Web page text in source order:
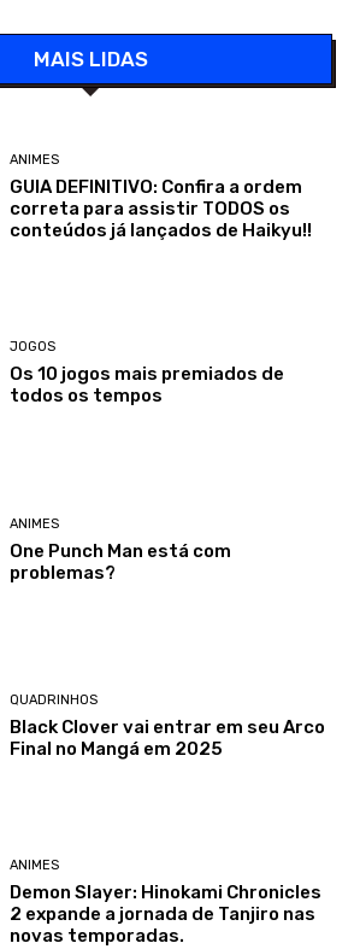
MAIS LIDAS
ANIMES
GUIA DEFINITIVO: Confira a ordem
correta para assistir TODOS os
conteúdos já lançados de Haikyu!!
JOGOS
Os 10 jogos mais premiados de
todos os tempos
ANIMES
One Punch Man está com
problemas?
QUADRINHOS
Black Clover vai entrar em seu Arco
Final no Mangá em 2025
ANIMES
Demon Slayer: Hinokami Chronicles
2 expande a jornada de Tanjiro nas
novas temporadas.